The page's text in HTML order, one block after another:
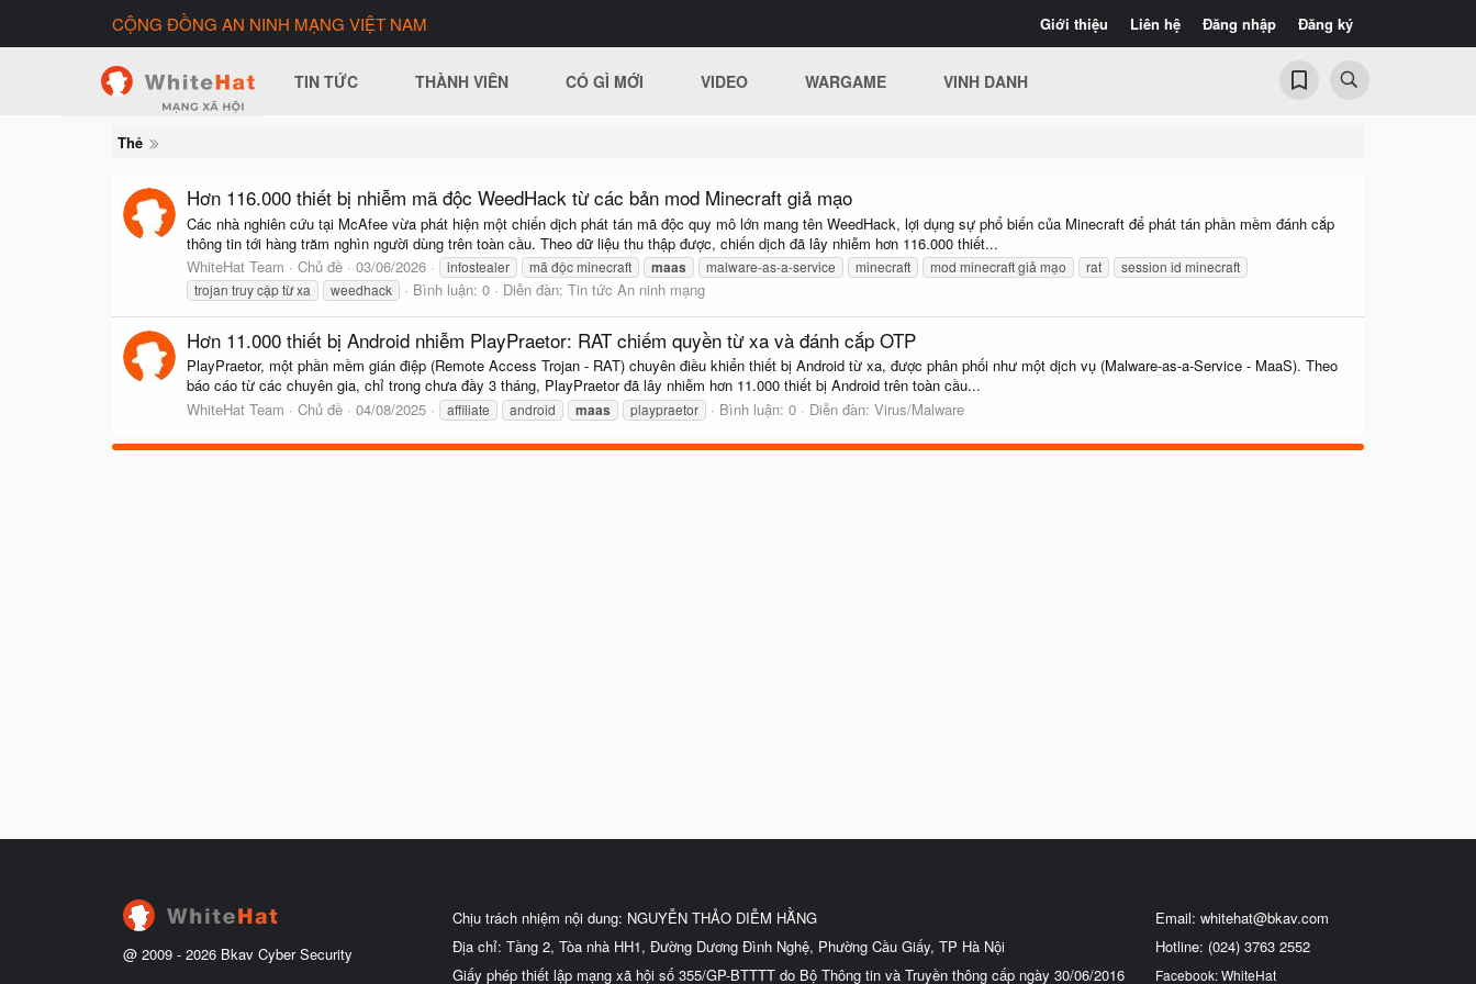
Giới thiệu Liên hệ Đăng nhập Đăng ký
CỘNG ĐỒNG AN NINH MẠNG VIỆT NAM
TIN TỨC THÀNH VIÊN CÓ GÌ MỚI VIDEO WARGAME VINH DANH
Thẻ
Hơn 116.000 thiết bị nhiễm mã độc WeedHack từ các bản mod Minecraft giả mạo
Các nhà nghiên cứu tại McAfee vừa phát hiện một chiến dịch phát tán mã độc quy mô lớn mang tên WeedHack, lợi dụng sự phổ biến của Minecraft để phát tán phần mềm đánh cắp
thông tin tới hàng trăm nghìn người dùng trên toàn cầu. Theo dữ liệu thu thập được, chiến dịch đã lây nhiễm hơn 116.000 thiết...
WhiteHat Team
Chủ đề 03/06/2026 infostealer mã độc minecraft maas malware-as-a-service minecraft mod minecraft giả mạo rat
session id minecraft
trojan truy cập từ xa
weedhack Bình luận: 0 Diễn đàn: Tin tức An ninh mạng
Hơn 11.000 thiết bị Android nhiễm PlayPraetor: RAT chiếm quyền từ xa và đánh cắp OTP
PlayPraetor, một phần mềm gián điệp (Remote Access Trojan - RAT) chuyên điều khiển thiết bị Android từ xa, được phân phối như một dịch vụ (Malware-as-a-Service - MaaS). Theo
báo cáo từ các chuyên gia, chỉ trong chưa đầy 3 tháng, PlayPraetor đã lây nhiễm hơn 11.000 thiết bị Android trên toàn cầu...
WhiteHat Team
Chủ đề 04/08/2025 affiliate android maas playpraetor Bình luận: 0 Diễn đàn: Virus/Malware
@ 2009 - 2026 Bkav Cyber Security
Chịu trách nhiệm nội dung: NGUYỄN THẢO DIỄM HẰNG
Địa chỉ: Tầng 2, Tòa nhà HH1, Đường Dương Đình Nghệ, Phường Cầu Giấy, TP Hà Nội
Giấy phép thiết lập mạng xã hội số 355/GP-BTTTT do Bộ Thông tin và Truyền thông cấp ngày 30/06/2016
Email: whitehat@bkav.com
Hotline: (024) 3763 2552
Facebook: WhiteHat